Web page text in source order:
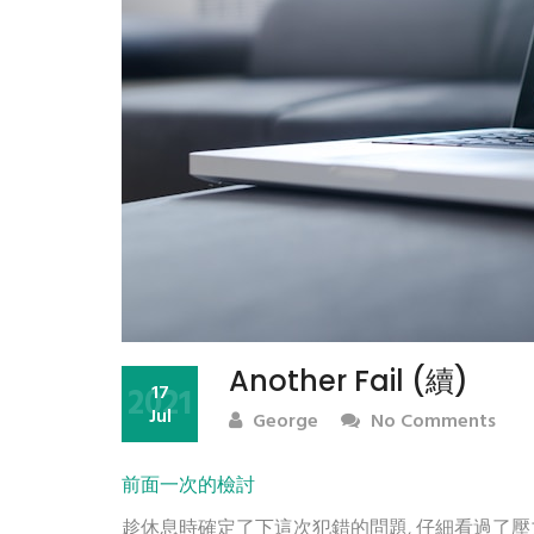
Another Fail (續)
17
Jul
2021 George No Comments
前面一次的檢討